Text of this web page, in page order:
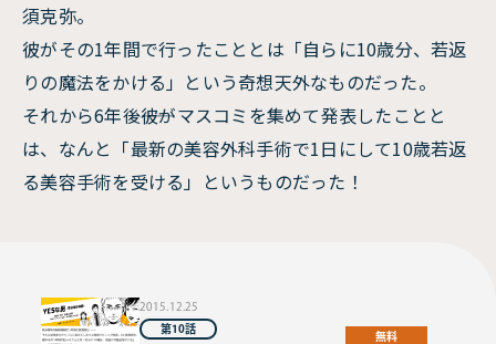
須克弥。
彼がその1年間で行ったこととは「自らに10歳分、若返
りの魔法をかける」という奇想天外なものだった。
それから6年後――彼がマスコミを集めて発表したことと
は、なんと「最新の美容外科手術で1日にして10歳若返
る美容手術を受ける」というものだった！
2015.12.25
第10話
無料